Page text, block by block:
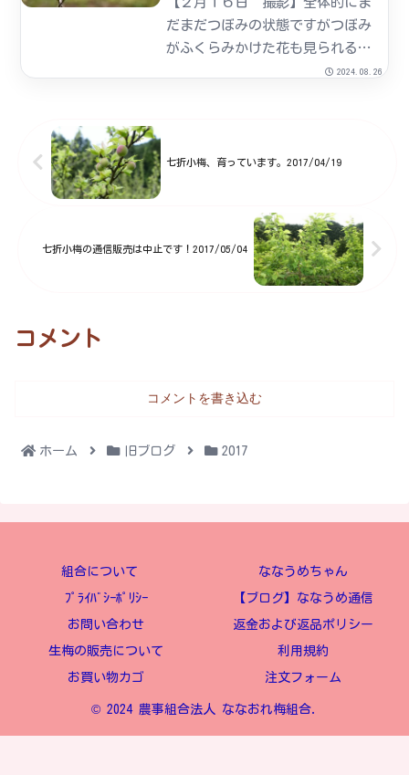
生中...
だまだつぼみの状態ですがつぼみ
がふくらみかけた花も見られるよ
うになりました。そんな中、蝋梅
す。もちまきやビンゴゲームなど
2024.08.26
七折小梅、育っています。2017/04/19
七折小梅の通信販売は中止です！2017/05/04
コメント
コメントを書き込む
ホーム 旧ブログ 2017
組合について ななうめちゃん
ﾌﾟﾗｲﾊﾞｼｰﾎﾟﾘｼｰ 【ブログ】ななうめ通信
お問い合わせ 返金および返品ポリシー
生梅の販売について 利用規約
お買い物カゴ 注文フォーム
© 2024 農事組合法人 ななおれ梅組合.